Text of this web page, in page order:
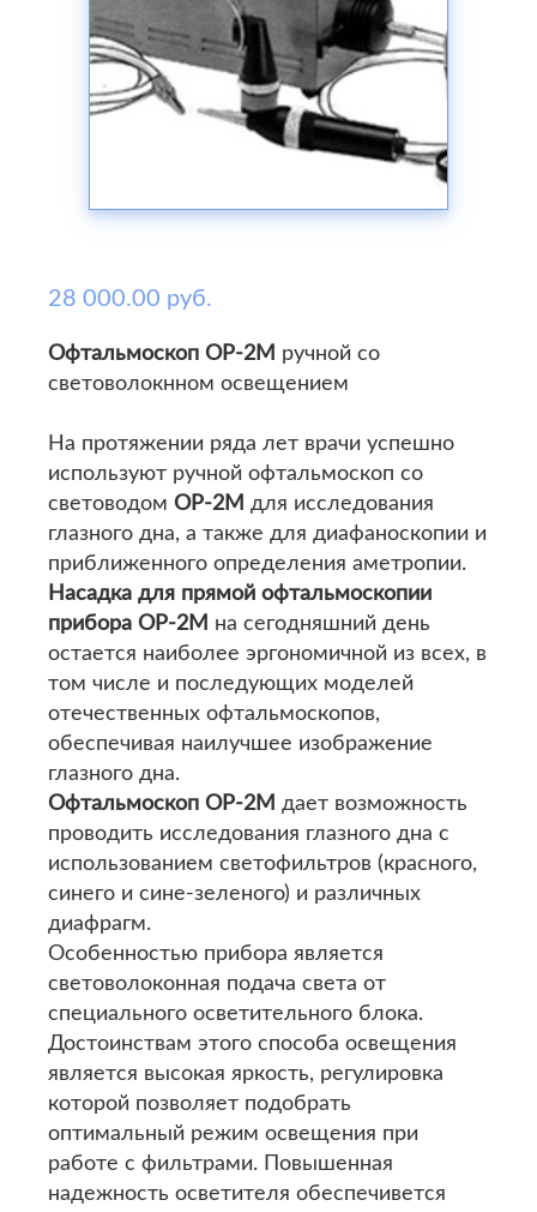
28 000.00 руб.
Офтальмоскоп ОР-2М ручной со
световолокнном освещением
На протяжении ряда лет врачи успешно
используют ручной офтальмоскоп со
световодом ОР-2М для исследования
глазного дна, а также для диафаноскопии и
приближенного определения аметропии.
Насадка для прямой офтальмоскопии
прибора ОР-2М на сегодняшний день
остается наиболее эргономичной из всех, в
том числе и последующих моделей
отечественных офтальмоскопов,
обеспечивая наилучшее изображение
глазного дна.
Офтальмоскоп ОР-2М дает возможность
проводить исследования глазного дна с
использованием светофильтров (красного,
синего и сине-зеленого) и различных
диафрагм.
Особенностью прибора является
световолоконная подача света от
специального осветительного блока.
Достоинствам этого способа освещения
является высокая яркость, регулировка
которой позволяет подобрать
оптимальный режим освещения при
работе с фильтрами. Повышенная
надежность осветителя обеспечивется